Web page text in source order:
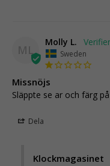
ML
Molly L.
Sweden
Missnöjs
Släppte se ar och färg
Dela
Klockmagasinet